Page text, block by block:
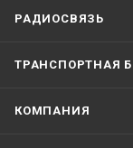
РАДИОСВЯЗЬ
ТРАНСПОРТНАЯ
КОМПАНИЯ